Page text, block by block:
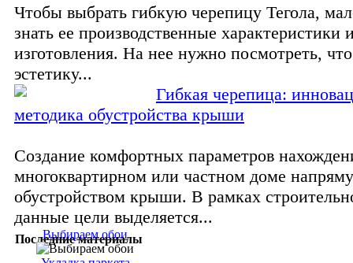
Чтобы выбрать гибкую черепицу Тегола,
знать ее производственные характеристики
изготовления. На нее нужно посмотреть,
эстетику...
Гибкая черепица:
методика обустройства крыши
Создание комфортных параметров
многоквартирном или частном доме
обустройством крыши. В рамках
данные цели выделяется...
Последние материалы
Выбираем обои